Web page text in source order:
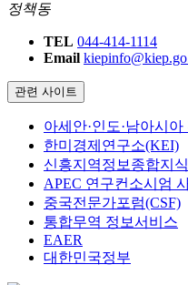
정책동
TEL 044-414-1114
Email
관련 사이트
아세안·인도·남아시
한미경제연구소(KEI)
신흥지역정보종합지
APEC 연구컨소시엄
중국전문가포럼(CSF)
통합무역 정보서비스
EAER
대한민국정부